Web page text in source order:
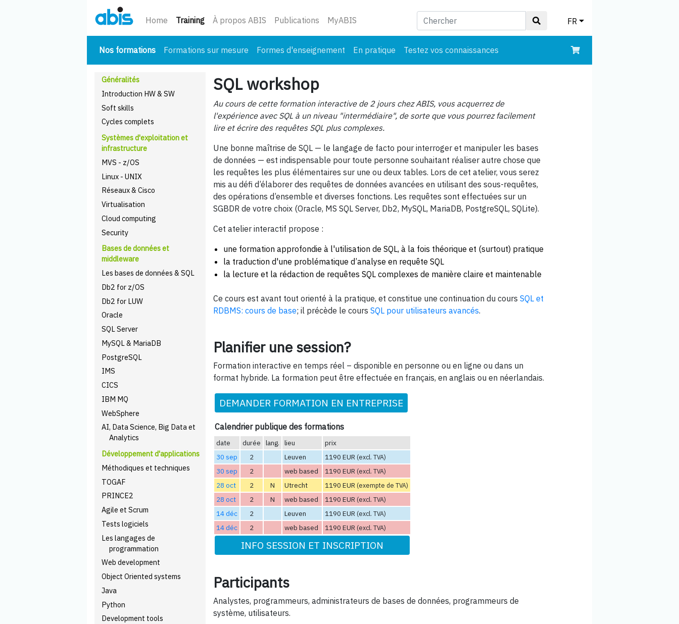
Home Training(courant)
À propos ABIS Publications MyABIS FR
Nos formations(courant)
Formations sur mesure Formes d'enseignement En pratique Testez vos connaissances
Généralités
Introduction HW & SW
Soft skills
Cycles complets
Systèmes d'exploitation et
infrastructure
MVS - z/OS
Linux - UNIX
Réseaux & Cisco
Virtualisation
Cloud computing
Security
Bases de données et
middleware
Les bases de données & SQL
Db2 for z/OS
Db2 for LUW
Oracle
SQL Server
MySQL & MariaDB
PostgreSQL
IMS
CICS
IBM MQ
WebSphere
AI, Data Science, Big Data et
Analytics
Développement d'applications
Méthodiques et techniques
TOGAF
PRINCE2
Agile et Scrum
Tests logiciels
Les langages de
programmation
Web development
Object Oriented systems
Java
Python
Development tools
SQL workshop
Au cours de cette formation interactive de 2 jours chez ABIS, vous acquerrez de
l'expérience avec SQL à un niveau "intermédiaire", de sorte que vous pourrez facilement
lire et écrire des requêtes SQL plus complexes.
Une bonne maîtrise de SQL — le langage de facto pour interroger et manipuler les bases
de données — est indispensable pour toute personne souhaitant réaliser autre chose que
les requêtes les plus élémentaires sur une ou deux tables. Lors de cet atelier, vous serez
mis au défi d’élaborer des requêtes de données avancées en utilisant des sous-requêtes,
des opérations d’ensemble et diverses fonctions. Les requêtes sont effectuées sur un
SGBDR de votre choix (Oracle, MS SQL Server, Db2, MySQL, MariaDB, PostgreSQL, SQLite).
Cet atelier interactif propose :
une formation approfondie à l'utilisation de SQL, à la fois théorique et (surtout) pratique
la traduction d'une problématique d’analyse en requête SQL
la lecture et la rédaction de requêtes SQL complexes de manière claire et maintenable
Ce cours est avant tout orienté à la pratique, et constitue une continuation du cours SQL et
RDBMS: cours de base; il précède le cours SQL pour utilisateurs avancés.
Planifier une session?
Formation interactive en temps réel – disponible en personne ou en ligne ou dans un
format hybride. La formation peut être effectuée en français, en anglais ou en néerlandais.
DEMANDER FORMATION EN ENTREPRISE
Calendrier publique des formations
date durée lang. lieu
prix
30 sep
2 Leuven 1190 EUR (excl. TVA)
30 sep 2 web based 1190 EUR (excl. TVA)
28 oct 2 N Utrecht 1190 EUR (exempte de TVA)
28 oct 2 N web based 1190 EUR (excl. TVA)
14 déc 2 Leuven 1190 EUR (excl. TVA)
14 déc 2 web based 1190 EUR (excl. TVA)
INFO SESSION ET INSCRIPTION
Participants
Analystes, programmeurs, administrateurs de bases de données, programmeurs de
système, utilisateurs.